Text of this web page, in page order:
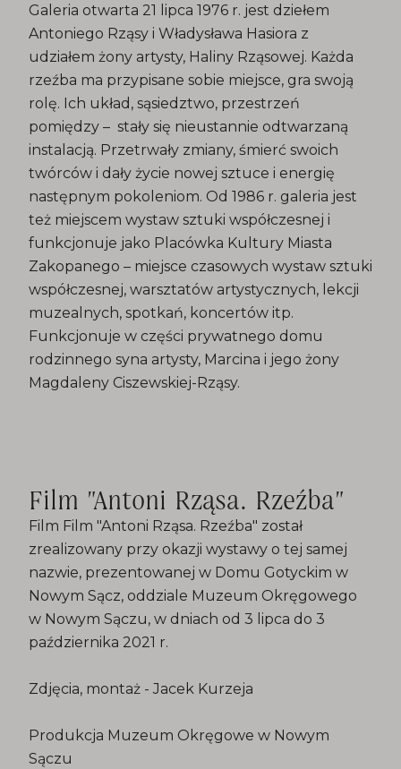
Galeria otwarta 21 lipca 1976 r. jest dziełem
Antoniego Rząsy i Władysława Hasiora z
udziałem żony artysty, Haliny Rząsowej. Każda
rzeźba ma przypisane sobie miejsce, gra swoją
rolę. Ich układ, sąsiedztwo, przestrzeń
pomiędzy – stały się nieustannie odtwarzaną
instalacją. Przetrwały zmiany, śmierć swoich
twórców i dały życie nowej sztuce i energię
następnym pokoleniom. Od 1986 r. galeria jest
też miejscem wystaw sztuki współczesnej i
funkcjonuje jako Placówka Kultury Miasta
Zakopanego – miejsce czasowych wystaw sztuki
współczesnej, warsztatów artystycznych, lekcji
muzealnych, spotkań, koncertów itp.
Funkcjonuje w części prywatnego domu
rodzinnego syna artysty, Marcina i jego żony
Magdaleny Ciszewskiej-Rząsy.
Film "Antoni Rząsa. Rzeźba"
Film Film "Antoni Rząsa. Rzeźba" został
zrealizowany przy okazji wystawy o tej samej
nazwie, prezentowanej w Domu Gotyckim w
Nowym Sącz, oddziale Muzeum Okręgowego
w Nowym Sączu, w dniach od 3 lipca do 3
października 2021 r.
Zdjęcia, montaż - Jacek Kurzeja
Produkcja Muzeum Okręgowe w Nowym
Sączu